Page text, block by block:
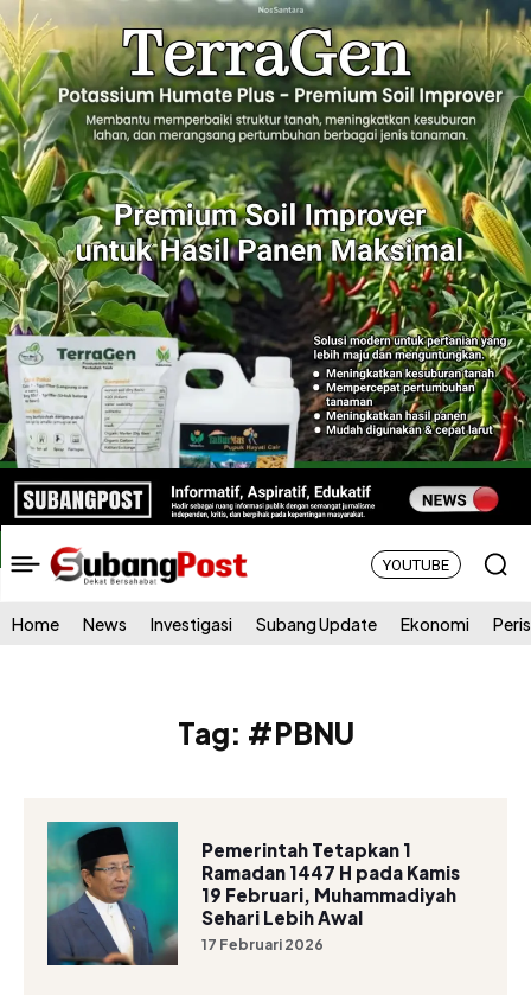
YOUTUBE
Home News Investigasi Subang Update Ekonomi
Tag: #PBNU
Pemerintah Tetapkan 1
Ramadan 1447 H pada Kamis
19 Februari, Muhammadiyah
Sehari Lebih Awal
17 Februari 2026